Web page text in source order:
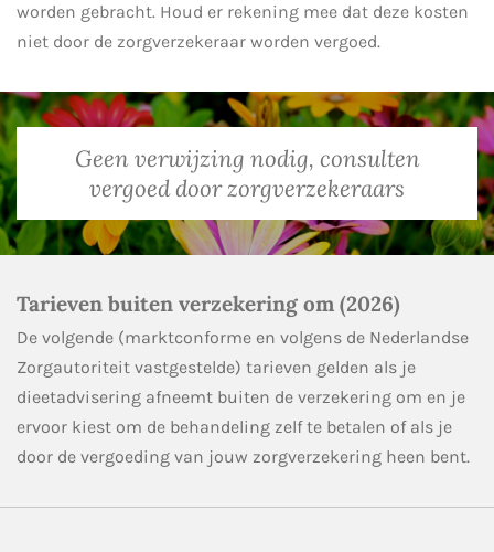
worden gebracht. Houd er rekening mee dat deze kosten
niet door de zorgverzekeraar worden vergoed.
Geen verwijzing nodig, consulten
vergoed door zorgverzekeraars
Tarieven buiten verzekering om (2026)
De volgende (marktconforme en volgens de Nederlandse
Zorgautoriteit vastgestelde) tarieven gelden als je
dieetadvisering afneemt buiten de verzekering om en je
ervoor kiest om de behandeling zelf te betalen of als je
door de vergoeding van jouw zorgverzekering heen bent.